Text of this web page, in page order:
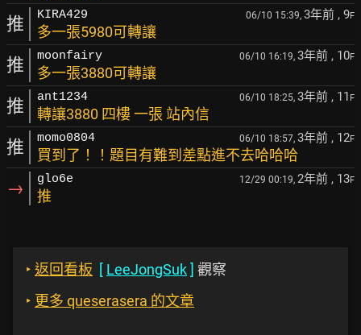
推 KIRA429 06/10 15:39, 3年前 , 9F
多一張5980可轉讓
推 moonfairy 06/10 16:19, 3年前 , 10F
多一張3880可轉讓
推 ant1234 06/10 18:25, 3年前 , 11 F
轉讓3880 四樓 一張 站內信
推 momo0804 06/10 18:57, 3年前 , 12F
買到了！！題目有難到差點進不去哈哈哈
→ glo6e 12/29 00:19, 2年前 , 13F
推
‣ 返回看板 [ LeeJongSuk] 觀察
‣ 更多 queserasera 的文章